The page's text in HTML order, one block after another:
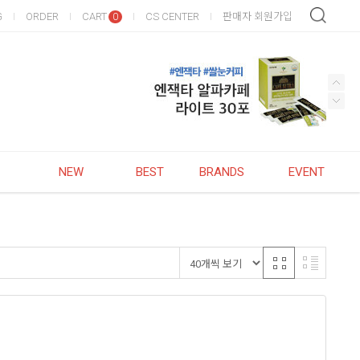
ORDER CART 0 CS CENTER 판매자 회원가입
NEW BEST BRANDS EVENT